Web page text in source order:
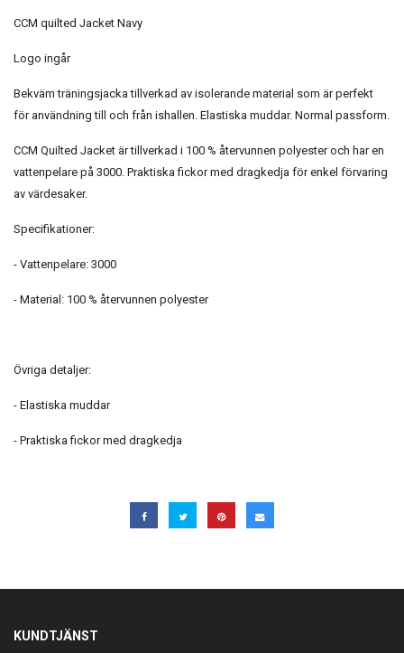
CCM quilted Jacket Navy
Logo ingår
Bekväm träningsjacka tillverkad av isolerande material som är perfekt
för användning till och från ishallen. Elastiska muddar. Normal passform.
CCM Quilted Jacket är tillverkad i 100 % återvunnen polyester och har en
vattenpelare på 3000. Praktiska fickor med dragkedja för enkel förvaring
av värdesaker.
Specifikationer:
- Vattenpelare: 3000
- Material: 100 % återvunnen polyester
Övriga detaljer:
- Elastiska muddar
- Praktiska fickor med dragkedja
KUNDTJÄNST